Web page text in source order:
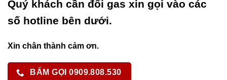
Quý khách cần đổi gas xin gọi vào các
số hotline bên dưới.
Xin chân thành cảm ơn.
BẤM GỌI 0909.808.530